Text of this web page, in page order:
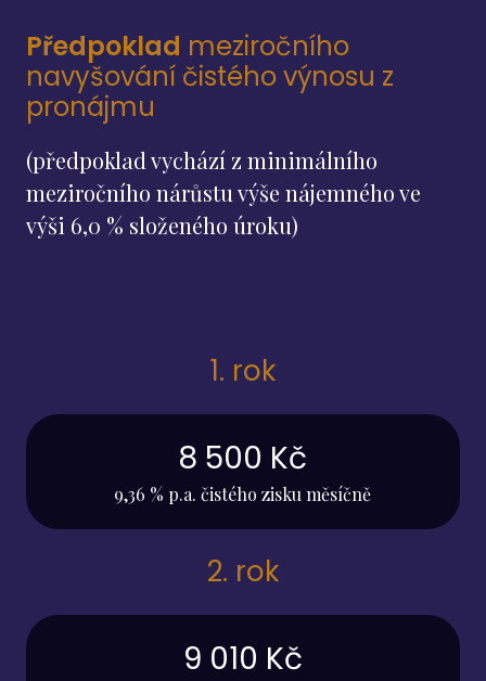
Předpoklad meziročního
navyšování čistého výnosu z
pronájmu
(předpoklad vychází z minimálního
meziročního nárůstu výše nájemného ve
výši 6,0 % složeného úroku)
1. rok
8 500 Kč
9,36 % p.a. čistého zisku měsíčně
2. rok
9 010 Kč